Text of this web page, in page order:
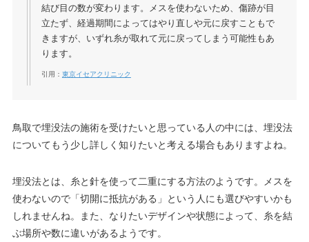
結び目の数が変わります。メスを使わないため、傷跡が目
立たず、経過期間によってはやり直しや元に戻すこともで
きますが、いずれ糸が取れて元に戻ってしまう可能性もあ
ります。
引用： 東京イセアクリニック
鳥取で埋没法の施術を受けたいと思っている人の中には、埋没法
についてもう少し詳しく知りたいと考える場合もありますよね。
埋没法とは、糸と針を使って二重にする方法のようです。メスを
使わないので「切開に抵抗がある」という人にも選びやすいかも
しれませんね。また、なりたいデザインや状態によって、糸を結
ぶ場所や数に違いがあるようです。